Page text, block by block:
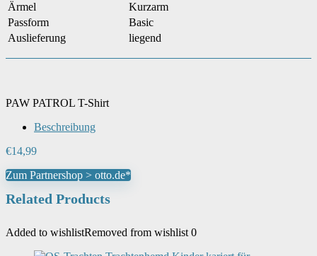
Ärmel
Kurzarm
Passform
Basic
Auslieferung
liegend
PAW PATROL T-Shirt
Beschreibung
€14,99
Zum Partnershop > otto.de*
Related Products
Added to wishlistRemoved from wishlist 0